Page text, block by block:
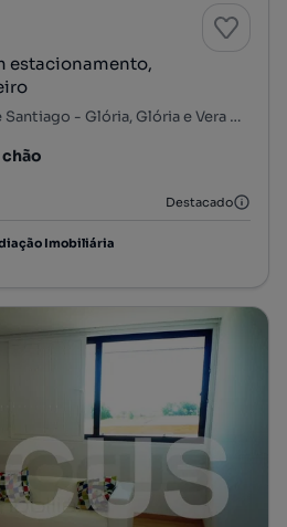
estacionamento,
Campus Universtário de Santiago - Glória, Glória e Vera Cruz, Aveiro, Aveiro
Destacado
Imobiliária